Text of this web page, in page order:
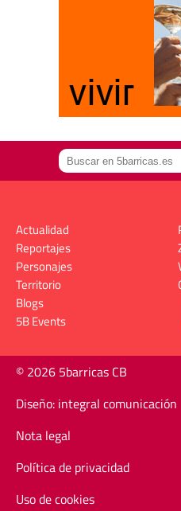
Actualidad
Reportajes
Personajes
Territorio
Blogs
5B Events
© 2026 5barricas CB
Diseño: integral comunicación
Nota legal
Política de privacidad
Uso de cookies